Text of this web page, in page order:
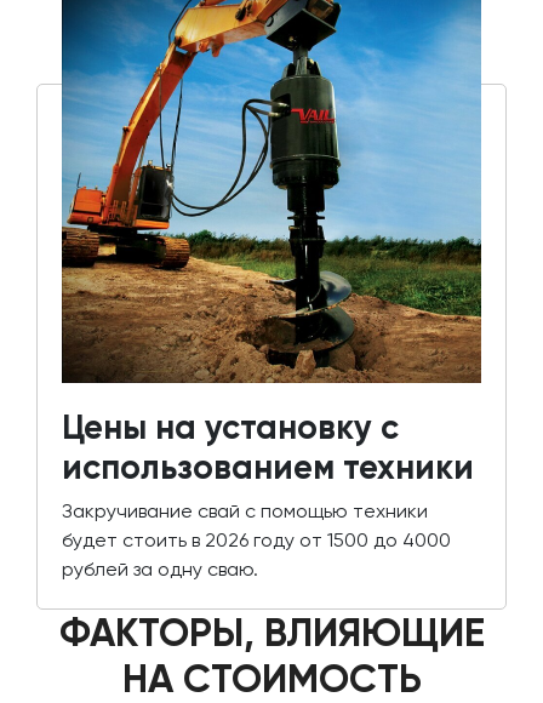
Цены на установку с
использованием техники
Закручивание свай с помощью техники
будет стоить в 2026 году от 1500 до 4000
рублей за одну сваю.
ФАКТОРЫ, ВЛИЯЮЩИЕ
НА СТОИМОСТЬ